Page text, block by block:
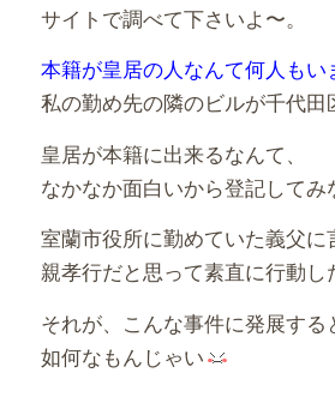
サイトで調べて下さいよ〜。
本籍が皇居の人なんて何人もい
私の勤め先の隣のビルが千代田
皇居が本籍に出来るなんて、
なかなか面白いから登記してみ
室蘭市役所に勤めていた義父に
親孝行だと思って素直に行動し
それが、こんな事件に発展する
如何なもんじゃい